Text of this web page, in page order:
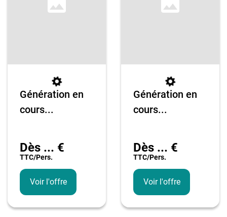
Génération en
cours...
Dès ... €
TTC/pers.
Voir l'offre
Génération en
cours...
Dès ... €
TTC/pers.
Voir l'offre